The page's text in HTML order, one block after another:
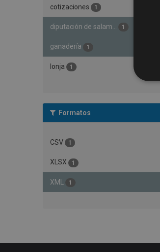
cotizaciones 1
diputación de salam... 1
ganadería 1
lonja 1
Formatos
CSV 1
XLSX 1
XML 1